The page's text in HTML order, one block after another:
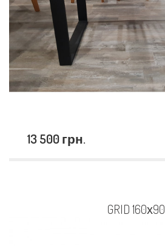
13 500 грн.
GRID 160х90